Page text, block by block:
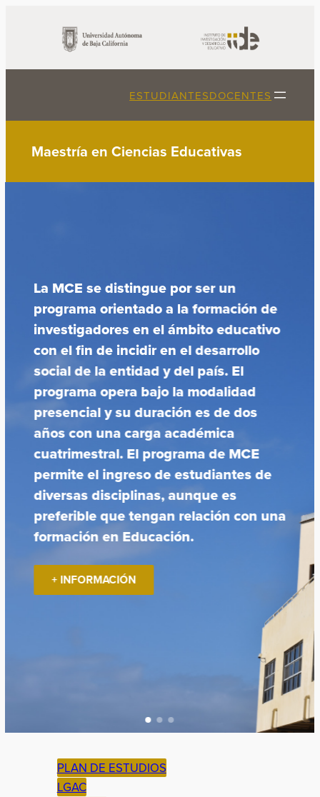
ESTUDIANTESDOCENTES
Maestría en Ciencias Educativas
La MCE se distingue por ser un
programa orientado a la formación de
investigadores en el ámbito educativo
con el fin de incidir en el desarrollo
social de la entidad y del país. El
programa opera bajo la modalidad
presencial y su duración es de dos
años con una carga académica
cuatrimestral. El programa de MCE
permite el ingreso de estudiantes de
diversas disciplinas, aunque es
preferible que tengan relación con una
formación en Educación.
+ INFORMACIÓN
PLAN DE ESTUDIOS
LGAC